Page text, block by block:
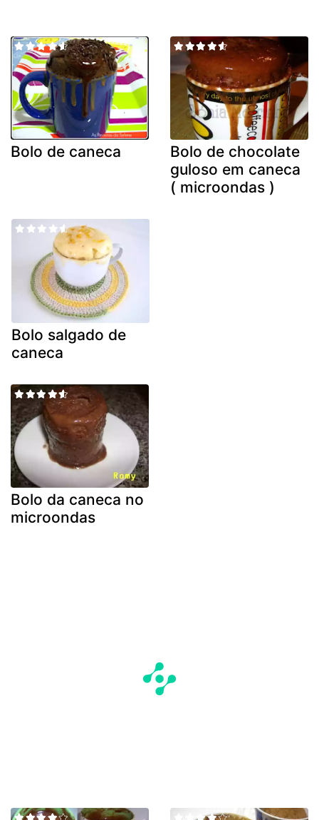
Bolo de caneca
Bolo de chocolate
guloso em caneca
( microondas )
Bolo salgado de
caneca
Bolo da caneca no
microondas